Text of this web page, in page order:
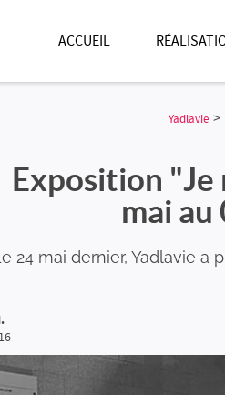
ACCUEIL
Yadlavie >
Exposition "Je
mai
24 mai dernier, Yadlavie a